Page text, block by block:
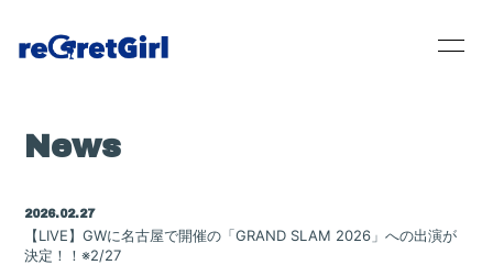
News
News
2026.02.27
【LIVE】GWに名古屋で開催の「GRAND SLAM 2026」への出演が
決定！！※2/27